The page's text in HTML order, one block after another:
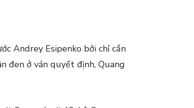
Andrey Esipenko bởi chỉ cần
đen ở ván quyết định, Quang